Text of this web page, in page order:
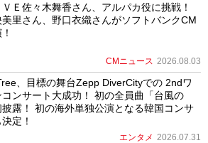
ＶＥ佐々木舞香さん、アルパカ役に挑戦！
美里さん、野口衣織さんがソフトバンクCM
CMニュース 2026.08.03
、目標の舞台Zepp DiverCityでの 2ndワ
コンサート大成功！ 初の全員曲「台風の
露！ 初の海外単独公演となる韓国コンサ
定！
エンタメ 2026.07.31